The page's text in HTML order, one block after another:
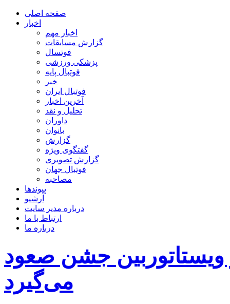
صفحه اصلی
اخبار
اخبار مهم
گزارش مسابقات
فوتسال
پزشکی ورزشی
فوتبال پایه
خبر
فوتبال ایران
آخرین اخبار
تحلیل و نقد
داوران
بانوان
گزارش
گفتگوی ویژه
گزارش تصویری
فوتبال جهان
مصاحبه
پیوندها
آرشیو
درباره مدیر سایت
ارتباط با ما
درباره ما
ویستاتوربین جشن صعود
می‌گیرد